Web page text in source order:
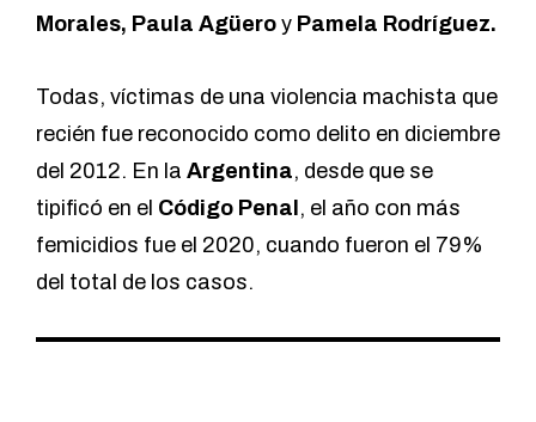
Morales, Paula Agüero y Pamela Rodríguez.
Todas, víctimas de una violencia machista que
recién fue reconocido como delito en diciembre
del 2012. En la Argentina, desde que se
tipificó en el Código Penal, el año con más
femicidios fue el 2020, cuando fueron el 79%
del total de los casos.